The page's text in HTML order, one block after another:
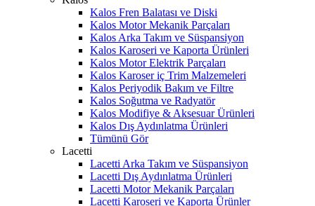
Kalos Fren Balatası ve Diski
Kalos Motor Mekanik Parçaları
Kalos Arka Takım ve Süspansiyon
Kalos Karoseri ve Kaporta Ürünleri
Kalos Motor Elektrik Parçaları
Kalos Karoser iç Trim Malzemeleri
Kalos Periyodik Bakım ve Filtre
Kalos Soğutma ve Radyatör
Kalos Modifiye & Aksesuar Ürünleri
Kalos Dış Aydınlatma Ürünleri
Tümünü Gör
Lacetti
Lacetti Arka Takım ve Süspansiyon
Lacetti Dış Aydınlatma Ürünleri
Lacetti Motor Mekanik Parçaları
Lacetti Karoseri ve Kaporta Ürünler